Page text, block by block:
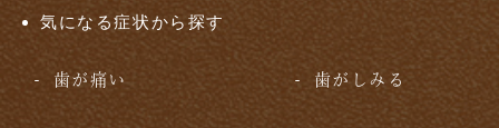
気になる症状から探す
歯が痛い 歯がしみる